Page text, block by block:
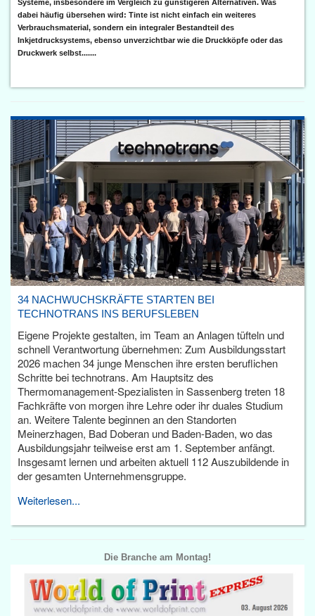
Systeme, insbesondere im Vergleich zu günstigeren Alternativen. Was
dabei häufig übersehen wird: Tinte ist nicht einfach ein weiteres
Verbrauchsmaterial, sondern ein integraler Bestandteil des
Inkjetdrucksystems, ebenso unverzichtbar wie die Druckköpfe oder das
Druckwerk selbst.......
34 NACHWUCHSKRÄFTE STARTEN BEI
TECHNOTRANS INS BERUFSLEBEN
Eigene Projekte gestalten, im Team an Anlagen tüfteln und
schnell Verantwortung übernehmen: Zum Ausbildungsstart
2026 machen 34 junge Menschen ihre ersten beruflichen
Schritte bei technotrans. Am Hauptsitz des
Thermomanagement-Spezialisten in Sassenberg treten 18
Fachkräfte von morgen ihre Lehre oder ihr duales Studium
an. Weitere Talente beginnen an den Standorten
Meinerzhagen, Bad Doberan und Baden-Baden, wo das
Ausbildungsjahr teilweise erst am 1. September anfängt.
Insgesamt lernen und arbeiten aktuell 112 Auszubildende in
der gesamten Unternehmensgruppe.
Weiterlesen...
Die Branche am Montag!